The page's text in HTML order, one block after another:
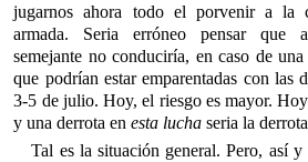
jugarnos ahora todo el porvenir a la
armada. Seria erróneo pensar que
semejante no conduciría, en caso de
que podrían estar emparentadas con las
3-5 de julio. Hoy, el riesgo es mayor.
y una derrota enesta lucha seria la
Tal es la situación general. Pero, así